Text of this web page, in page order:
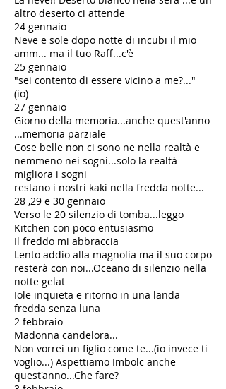
altro deserto ci attende
24 gennaio
Neve e sole dopo notte di incubi il mio
amm... ma il tuo Raff...c'è
25 gennaio
"sei contento di essere vicino a me?..."
(io)
27 gennaio
Giorno della memoria...anche quest'anno
...memoria parziale
Cose belle non ci sono ne nella realtà e
nemmeno nei sogni...solo la realtà
migliora i sogni
restano i nostri kaki nella fredda notte...
28 ,29 e 30 gennaio
Verso le 20 silenzio di tomba...leggo
Kitchen con poco entusiasmo
Il freddo mi abbraccia
Lento addio alla magnolia ma il suo corpo
resterà con noi...Oceano di silenzio nella
notte gelat
Iole inquieta e ritorno in una landa
fredda senza luna
2 febbraio
Madonna candelora...
Non vorrei un figlio come te...(io invece ti
voglio...) Aspettiamo Imbolc anche
quest'anno...Che fare?